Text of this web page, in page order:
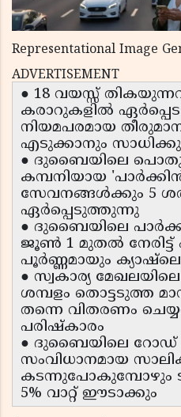
Representational Image
ADVERTISEMENT
● 18 വയസ്സ്
കരാറുകളിൽ
നിയമപരമായ
എടുക്കാനും
● ദുബൈയിലെ പൊതു
കമ്പനിയായ
സേവനങ്ങൾക്കും 5
ഏർപ്പെടുത്തുന്നു
● ദുബൈയിലെ
ജൂൺ 1 മുതൽ നേരിട്ട്
പൂർണ്ണമായും
● സ്വകാര്യ
ശമ്പളം തൊട്ടടുത്ത
തന്നെ വിതരണം
പരിഷ്കാരം
● ദുബൈയിലെ റോഡ്
സംവിധാനമായ
കടന്നുപോകുമ്പോഴും
5% വാറ്റ് ഈടാക്കും